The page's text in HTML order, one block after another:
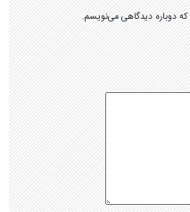
که دوباره دیدگاهی می‌نویسم.